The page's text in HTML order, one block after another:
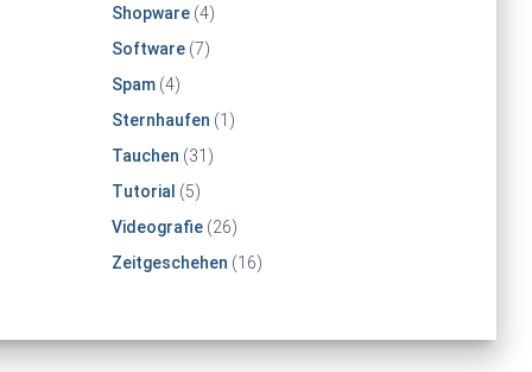
Shopware(4)
Software(7)
Spam(4)
Sternhaufen (1)
Tauchen (31)
Tutorial (5)
Videografie(26)
Zeitgeschehen (16)